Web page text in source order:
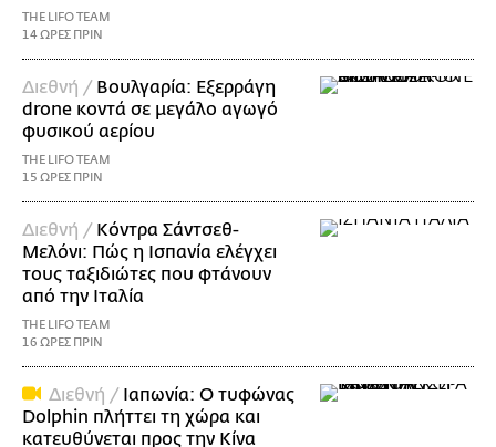
THE LIFO TEAM
14 ΩΡΕΣ ΠΡΙΝ
Διεθνή / Βουλγαρία: Εξερράγη
drone κοντά σε μεγάλο αγωγό
φυσικού αερίου
THE LIFO TEAM
15 ΩΡΕΣ ΠΡΙΝ
Διεθνή / Κόντρα Σάντσεθ-
Μελόνι: Πώς η Ισπανία ελέγχει
τους ταξιδιώτες που φτάνουν
από την Ιταλία
THE LIFO TEAM
16 ΩΡΕΣ ΠΡΙΝ
Διεθνή / Ιαπωνία: Ο τυφώνας
Dolphin πλήττει τη χώρα και
κατευθύνεται προς την Κίνα